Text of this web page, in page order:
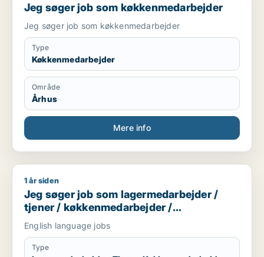
Jeg søger job som køkkenmedarbejder
Jeg søger job som køkkenmedarbejder
Type
Køkkenmedarbejder
Område
Århus
Mere info
Jeg søger job som lagermedarbejder / tjener /
1 år siden
Jeg søger job som lagermedarbejder /
tjener / køkkenmedarbejder /
cafémedarbejder / butiksmedarbejder
English language jobs
Type